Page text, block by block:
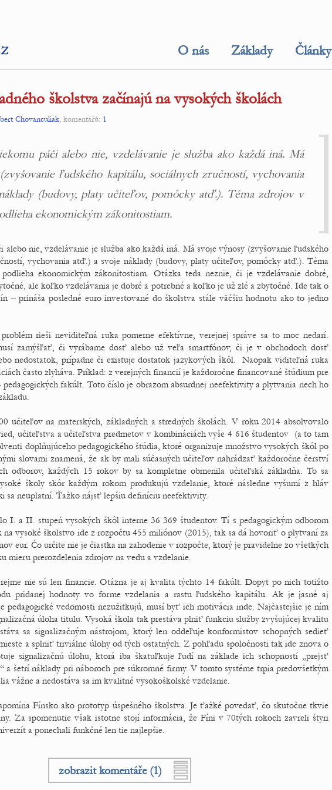
O nás Základy Články
školstva začínajú na vysokých školách
Chovanculiak, komentářů: 1
páči alebo nie, vzdelávanie je služba ako každá iná. Má
ľudského kapitálu, sociálnych zručností, vychovania
(budovy, platy učiteľov, pomôcky atď.). Téma zdrojov v
ekonomickým zákonitostiam.
alebo nie, vzdelávanie je služba ako každá iná. Má svoje výnosy (zvyšovanie ľudského
vychovania atď.) a svoje náklady (budovy, platy učiteľov, pomôcky atď.). Téma
ekonomickým zákonitostiam. Otázka teda neznie, či je vzdelávanie dobré,
ale koľko vzdelávania je dobré a potrebné a koľko je už zlé a zbytočné. Ide tak o
– prináša posledné euro investované do školstva stále väčšiu hodnotu ako to jedno
rieši neviditeľná ruka pomerne efektívne, verejnej správe sa to moc nedarí.
zamýšľať, či vyrábame dosť alebo už veľa smartfónov, či je v obchodoch dosť
nedostatok, prípadne či existuje dostatok jazykových škôl. Naopak viditeľná ruka
často zlyháva. Príklad: z verejných financií je každoročne financované štúdium pre
fakúlt. Toto číslo je obrazom absurdnej neefektivity a plytvania nech ho
učiteľov na materských, základných a stredných školách. V roku 2014 absolvovalo
učiteľstva a učiteľstva predmetov v kombináciách vyše 4 616 študentov (a to tam
doplňujúceho pedagogického štúdia, ktoré organizuje množstvo vysokých škôl po
slovami znamená, že ak by mali súčasných učiteľov nahrádzať každoročne čerství
odborov, každých 15 rokov by sa kompletne obmenila učiteľská základňa. To sa
školy skôr každým rokom produkujú vzdelanie, ktoré následne vyšumí z hláv
sa neuplatní. Ťažko nájsť lepšiu definíciu neefektivity.
I. a II. stupeň vysokých škôl interne 36 369 študentov. Tí s pedagogickým odborom
vysoké školstvo ide z rozpočtu 455 miliónov (2015), tak sa dá hovoriť o plytvaní za
eur. Čo určite nie je čiastka na zahodenie v rozpočte, ktorý je pravidelne zo všetkých
mieru prerozdelenia zdrojov na vedu a vzdelanie.
nie sú len financie. Otázna je aj kvalita týchto 14 fakúlt. Dopyt po nich totižto
pridanej hodnoty vo forme vzdelania a rastu ľudského kapitálu. Ak je jasné aj
pedagogické vedomosti nezužitkujú, musí byť ich motivácia inde. Najčastejšie je ním
úloha titulu. Vysoká škola tak prestáva plniť funkciu služby zvyšujúcej kvalitu
sa signalizačným nástrojom, ktorý len oddeľuje konformistov schopných sedieť
a splniť triviálne úlohy od tých ostatných. Z pohľadu spoločnosti tak ide znova o
signalizačnú úlohu, ktorá iba škatuľkuje ľudí na základe ich schopností „prejsť
a šetrí náklady pri náboroch pre súkromné firmy. V tomto systéme trpia predovšetkým
vážne a nedostáva sa im kvalitné vysokoškolské vzdelanie.
Fínsko ako prototyp úspešného školstva. Je ťažké povedať, čo skutočne tkvie
Za spomenutie však istotne stojí informácia, že Fíni v 70tých rokoch zavreli štyri
a ponechali funkčné len tie najlepšie.
zobrazit komentáře (1)